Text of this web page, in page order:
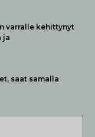
varralle kehittynyt
ja
saat samalla